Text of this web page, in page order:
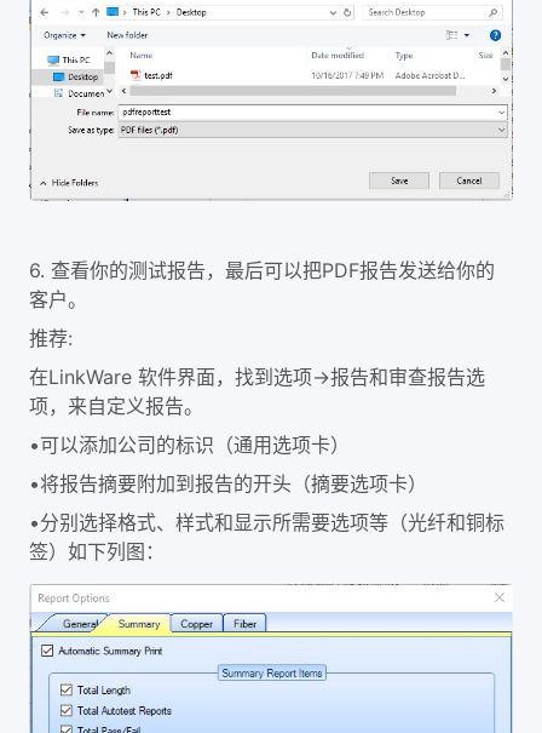
6. 查看你的测试报告，最后可以把PDF报告发送给你的
客户。
推荐:
在LinkWare 软件界面，找到选项->报告和审查报告选
项，来自定义报告。
•可以添加公司的标识（通用选项卡）
•将报告摘要附加到报告的开头（摘要选项卡）
•分别选择格式、样式和显示所需要选项等（光纤和铜标
签）如下列图：